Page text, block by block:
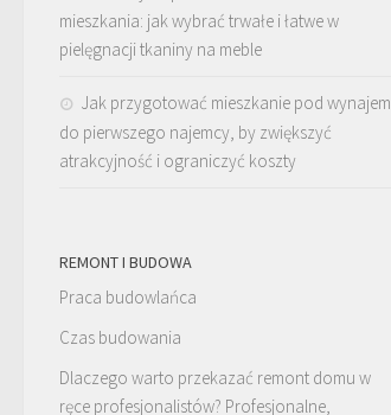
mieszkania: jak wybrać trwałe i łatwe w
pielęgnacji tkaniny na meble
Jak przygotować mieszkanie pod wynajem
do pierwszego najemcy, by zwiększyć
atrakcyjność i ograniczyć koszty
REMONT I BUDOWA
Praca budowlańca
Czas budowania
Dlaczego warto przekazać remont domu w
ręce profesjonalistów? Profesjonalne,